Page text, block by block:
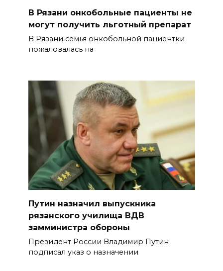
В Рязани онкобольные пациенты не
могут получить льготный препарат
В Рязани семья онкобольной пациентки
пожаловалась на
Путин назначил выпускника
рязанского училища ВДВ
замминистра обороны
Президент России Владимир Путин
подписал указ о назначении